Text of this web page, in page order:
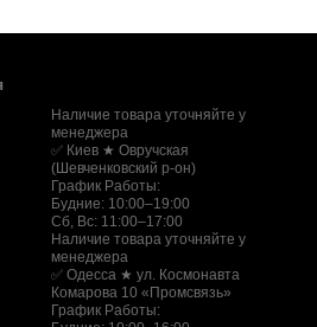
Наличие товара уточняйте у
менеджера
✅ Киев ★ Овручская
(Шевченковский р-он)
График Работы:
Будние: 10:00–19:00
Сб, Вс: 11:00–17:00
Наличие товара уточняйте у
менеджера
✅ Одесса ★ ул. Космонавта
Комарова 10 «Промсвязь»
График Работы: